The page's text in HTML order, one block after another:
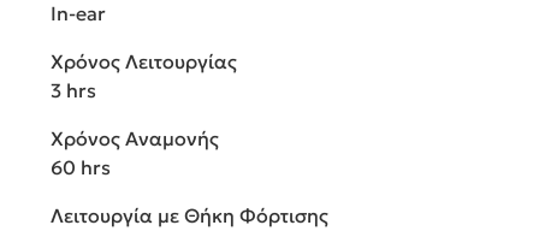
In-ear
Χρόνος Λειτουργίας
3 hrs
Χρόνος Αναμονής
60 hrs
Λειτουργία με Θήκη Φόρτισης